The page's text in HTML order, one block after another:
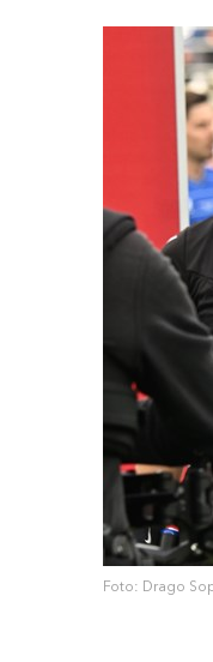
Foto: Drago